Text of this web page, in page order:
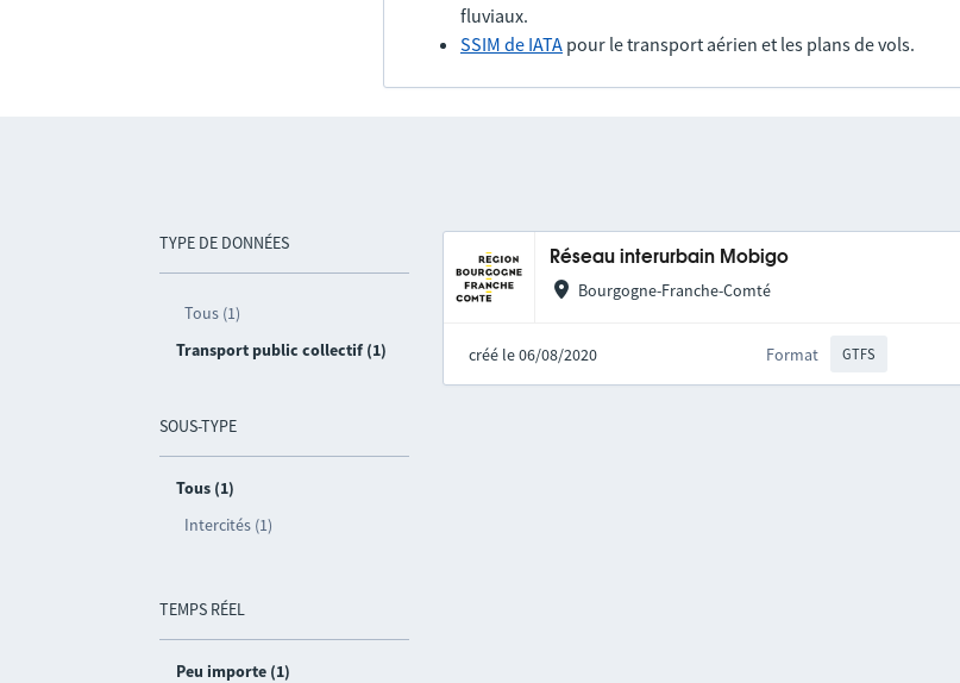
fluviaux.
SSIM de IATA pour le transport aérien et les plans de vols.
TYPE DE DONNÉES
Tous (1)
Transport public collectif (1)
SOUS-TYPE
Tous (1)
Intercités (1)
TEMPS RÉEL
Peu importe (1)
Réseau interurbain Mobigo
Bourgogne-Franche-Comté
créé le 06/08/2020 Format GTFS